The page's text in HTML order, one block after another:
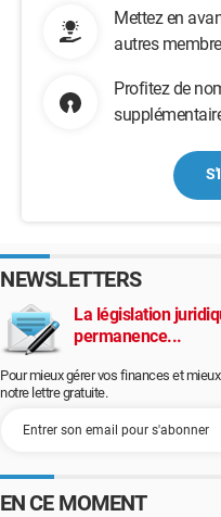
Mettez en
autres
Profitez de
NEWSLETTERS
La législation
permanence...
Pour mieux gérer vos finances et
notre lettre gratuite.
EN CE MOMENT